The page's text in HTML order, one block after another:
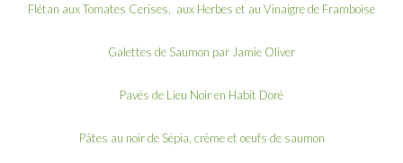
Flétan aux Tomates Cerises, aux Herbes et au Vinaigre de Framboise
Galettes de Saumon par Jamie Oliver
Pavés de Lieu Noir en Habit Doré
Pâtes au noir de Sépia, crème et oeufs de saumon